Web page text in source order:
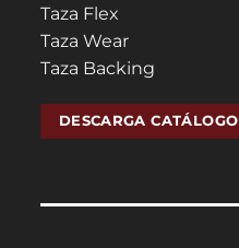
Taza Flex
Taza Wear
Taza Backing
DESCARGA CATÁLOGO